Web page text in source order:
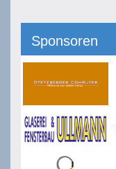
Sponsoren